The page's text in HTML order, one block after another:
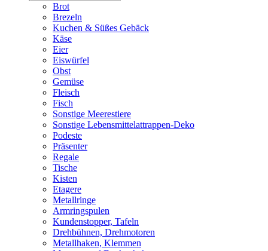
Brot
Brezeln
Kuchen & Süßes Gebäck
Käse
Eier
Eiswürfel
Obst
Gemüse
Fleisch
Fisch
Sonstige Meerestiere
Sonstige Lebensmittelattrappen-Deko
Podeste
Präsenter
Regale
Tische
Kisten
Etagere
Metallringe
Armringspulen
Kundenstopper, Tafeln
Drehbühnen, Drehmotoren
Metallhaken, Klemmen